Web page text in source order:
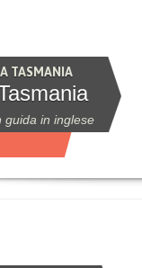
TASMANIA
guida in inglese